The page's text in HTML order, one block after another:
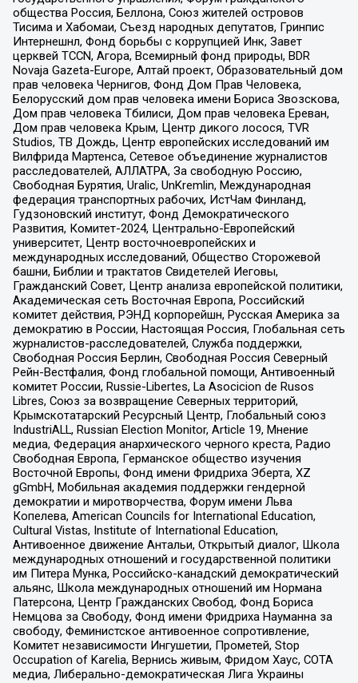
общества Россия, Беллона, Союз жителей островов
Тисима и Хабомаи, Съезд народных депутатов, Гринпис
Интернешнл, Фонд борьбы с коррупцией Инк, Завет
церквей TCCN, Агора, Всемирный фонд природы, BDR
Novaja Gazeta-Europe, Алтай проект, Образовательный дом
прав человека Чернигов, Фонд Дом Прав Человека,
Белорусский дом прав человека имени Бориса Звозскова,
Дом прав человека Тбилиси, Дом прав человека Ереван,
Дом прав человека Крым, Центр дикого лосося, TVR
Studios, ТВ Дождь, Центр европейских исследований им
Вилфрида Мартенса, Сетевое объединение журналистов
расследователей, АЛЛАТРА, За свободную Россию,
Свободная Бурятия, Uralic, UnKremlin, Международная
федерация транспортных рабочих, ИстЧам Финланд,
Гудзоновский институт, Фонд Демократического
Развития, Комитет-2024, Центрально-Европейский
университет, Центр восточноевропейских и
международных исследований, Общество Сторожевой
башни, Библии и трактатов Свидетелей Иеговы,
Гражданский Совет, Центр анализа европейской политики,
Академическая сеть Восточная Европа, Российский
комитет действия, РЭНД корпорейшн, Русская Америка за
демократию в России, Настоящая Россия, Глобальная сеть
журналистов-расследователей, Служба поддержки,
Свободная Россия Берлин, Свободная Россия Северный
Рейн-Вестфалия, Фонд глобальной помощи, Антивоенный
комитет России, Russie-Libertes, La Asocicion de Rusos
Libres, Союз за возвращение Северных территорий,
Крымскотатарский Ресурсный Центр, Глобальный союз
IndustriALL, Russian Election Monitor, Article 19, Мнение
медиа, Федерация анархического черного креста, Радио
Свободная Европа, Германское общество изучения
Восточной Европы, Фонд имени Фридриха Эберта, XZ
gGmbH, Мобильная академия поддержки гендерной
демократии и миротворчества, Форум имени Льва
Копелева, American Councils for International Education,
Cultural Vistas, Institute of International Education,
Антивоенное движение Антальи, Открытый диалог, Школа
международных отношений и государственной политики
им Питера Мунка, Российско-канадский демократический
альянс, Школа международных отношений им Нормана
Патерсона, Центр Гражданских Свобод, Фонд Бориса
Немцова за Свободу, Фонд имени Фридриха Науманна за
свободу, Феминистское антивоенное сопротивление,
Комитет независимости Ингушетии, Прометей, Stop
Occupation of Karelia, Вернись живым, Фридом Хаус, СОТА
медиа, Либерально-демократическая Лига Украины